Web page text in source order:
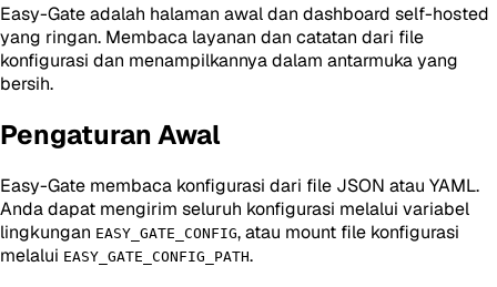
Easy-Gate adalah halaman awal dan dashboard self-hosted
yang ringan. Membaca layanan dan catatan dari file
konfigurasi dan menampilkannya dalam antarmuka yang
bersih.
Pengaturan Awal
Easy-Gate membaca konfigurasi dari file JSON atau YAML.
Anda dapat mengirim seluruh konfigurasi melalui variabel
lingkungan EASY_GATE_CONFIG, atau mount file konfigurasi
melalui EASY_GATE_CONFIG_PATH.